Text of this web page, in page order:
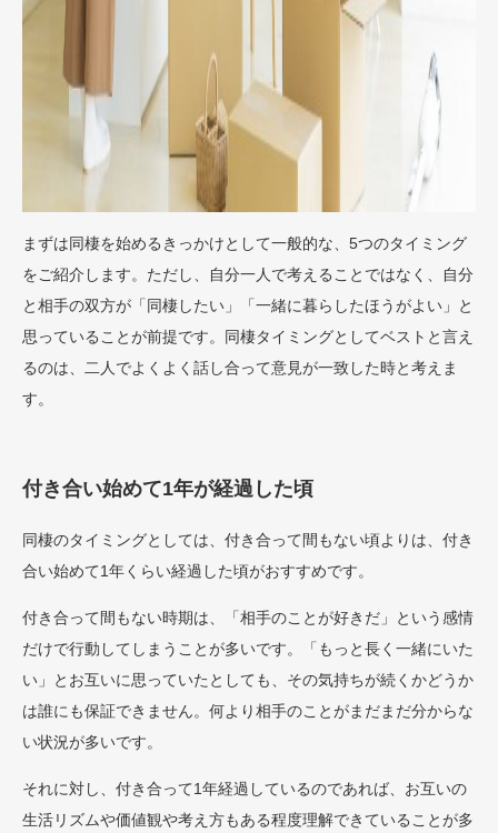
まずは同棲を始めるきっかけとして一般的な、5つのタイミング
をご紹介します。ただし、自分一人で考えることではなく、自分
と相手の双方が「同棲したい」「一緒に暮らしたほうがよい」と
思っていることが前提です。同棲タイミングとしてベストと言え
るのは、二人でよくよく話し合って意見が一致した時と考えま
す。
付き合い始めて1年が経過した頃
同棲のタイミングとしては、付き合って間もない頃よりは、付き
合い始めて1年くらい経過した頃がおすすめです。
付き合って間もない時期は、「相手のことが好きだ」という感情
だけで行動してしまうことが多いです。「もっと長く一緒にいた
い」とお互いに思っていたとしても、その気持ちが続くかどうか
は誰にも保証できません。何より相手のことがまだまだ分からな
い状況が多いです。
それに対し、付き合って1年経過しているのであれば、お互いの
生活リズムや価値観や考え方もある程度理解できていることが多